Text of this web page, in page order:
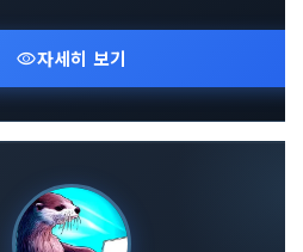
visibility자세히 보기
지갑·미니앱
arrow_forward